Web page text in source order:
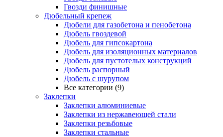
Гвозди финишные
Дюбельный крепеж
Дюбели для газобетона и пенобетона
Дюбель гвоздевой
Дюбель для гипсокартона
Дюбель для изоляционных материалов
Дюбель для пустотелых конструкций
Дюбель распорный
Дюбель с шурупом
Все категории (9)
Заклепки
Заклепки алюминиевые
Заклепки из нержавеющей стали
Заклепки резьбовые
Заклепки стальные